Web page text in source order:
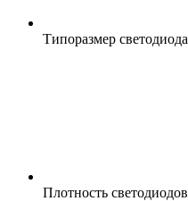
Типоразмер светодиода
Плотность светодиодов